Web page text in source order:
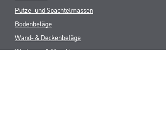
Putze- und Spachtelmassen
Bodenbeläge
Wand- & Deckenbeläge
Werkzeug & Maschinen